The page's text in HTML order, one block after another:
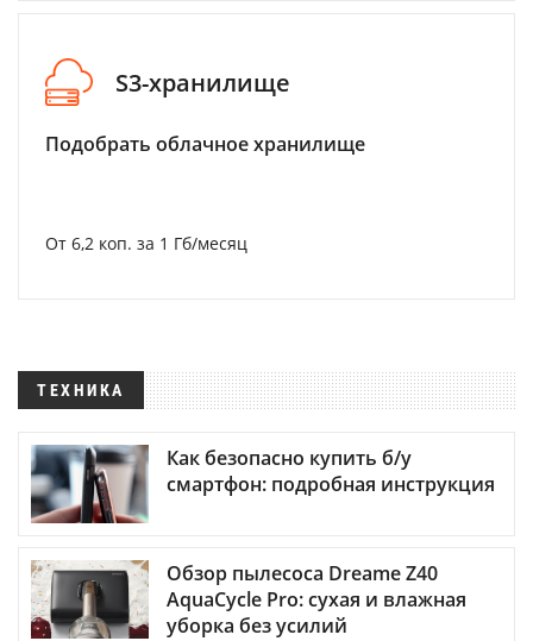
S3-хранилище
Подобрать облачное хранилище
От 6,2 коп. за 1 Гб/месяц
ТЕХНИКА
Как безопасно купить б/у
смартфон: подробная инструкция
Обзор пылесоса Dreame Z40
AquaCycle Pro: сухая и влажная
уборка без усилий